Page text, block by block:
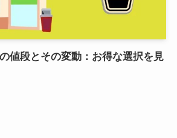
値段とその変動：お得な選択を見